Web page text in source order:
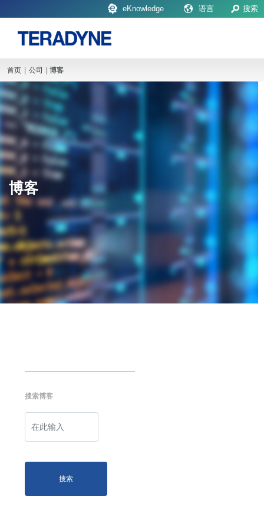
eKnowledge 语言 搜索
首页 公司 博客
博客
搜索博客
搜索